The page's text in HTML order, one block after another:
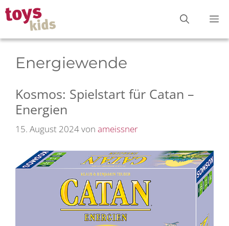
Zum
Inhalt
springen
Energiewende
Kosmos: Spielstart für Catan –
Energien
15. August 2024von ameissner